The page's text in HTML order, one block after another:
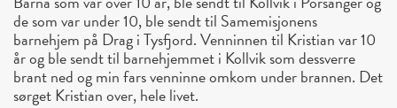
de som var under 10, ble sendt til Samemisjonens
barnehjem på Drag i Tysfjord. Venninnen til Kristian var 10
år og ble sendt til barnehjemmet i Kollvik som dessverre
brant ned og min fars venninne omkom under brannen. Det
sørget Kristian over, hele livet.